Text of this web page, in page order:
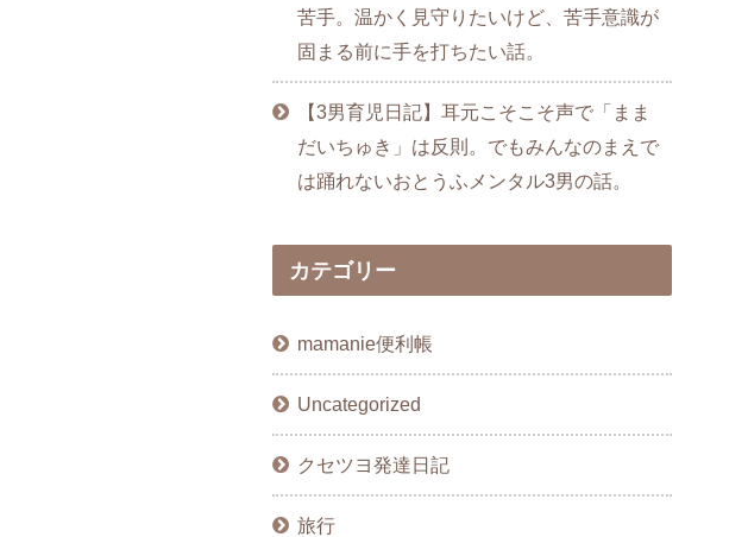
苦手。温かく見守りたいけど、苦手意識が
固まる前に手を打ちたい話。
【3男育児日記】耳元こそこそ声で「まま
だいちゅき」は反則。でもみんなのまえで
は踊れないおとうふメンタル3男の話。
カテゴリー
mamanie便利帳
Uncategorized
クセツヨ発達日記
旅行